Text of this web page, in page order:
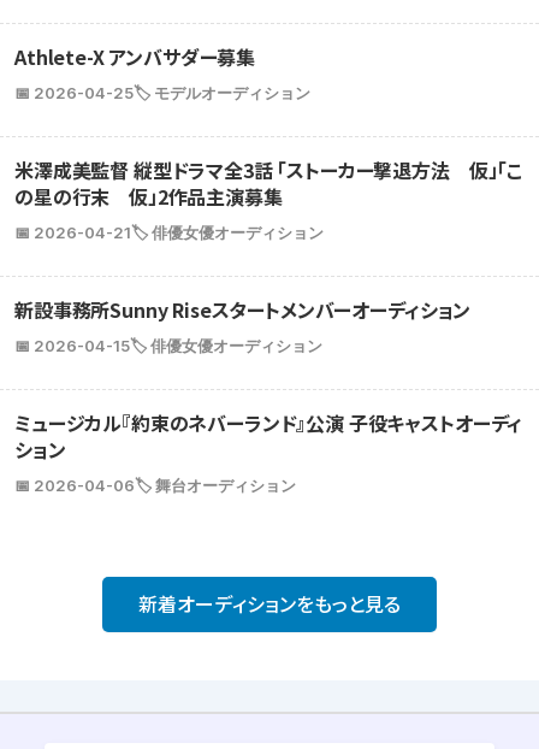
Athlete-X アンバサダー募集
📅 2026-04-25🏷️ モデルオーディション
米澤成美監督 縦型ドラマ全3話 「ストーカー撃退方法 仮」「こ
の星の行末 仮」2作品主演募集
📅 2026-04-21🏷️ 俳優女優オーディション
新設事務所Sunny Riseスタートメンバーオーディション
📅 2026-04-15🏷️ 俳優女優オーディション
ミュージカル『約束のネバーランド』公演 子役キャストオーディ
ション
📅 2026-04-06🏷️ 舞台オーディション
新着オーディションをもっと見る